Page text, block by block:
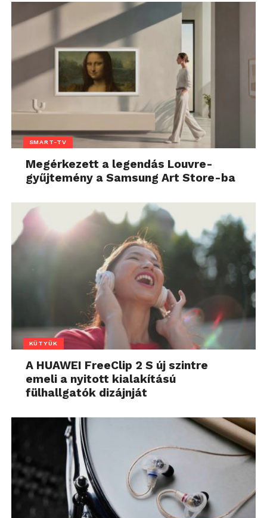
SMART-TV
Megérkezett a legendás Louvre-
gyűjtemény a Samsung Art Store-ba
KÜTYÜK
A HUAWEI FreeClip 2 S új szintre
emeli a nyitott kialakítású
fülhallgatók dizájnját